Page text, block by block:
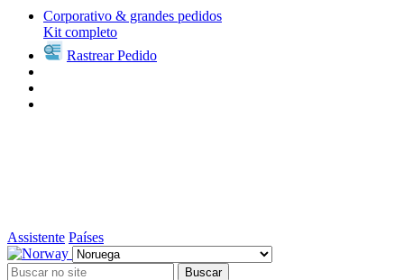
Corporativo & grandes pedidos
Kit completo
Rastrear Pedido
Assistente Países
Buscar